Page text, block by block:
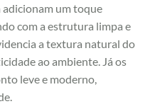
adicionam um toque
com a estrutura limpa e
a textura natural do
ao ambiente. Já os
leve e moderno,